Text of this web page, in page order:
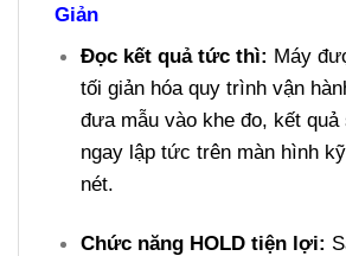
Giản
Đọc kết quả tức thì: Máy
tối giản hóa quy trình vận
đưa mẫu vào khe đo, kết quả
ngay lập tức trên màn hình
nét.
Chức năng HOLD tiện lợi: